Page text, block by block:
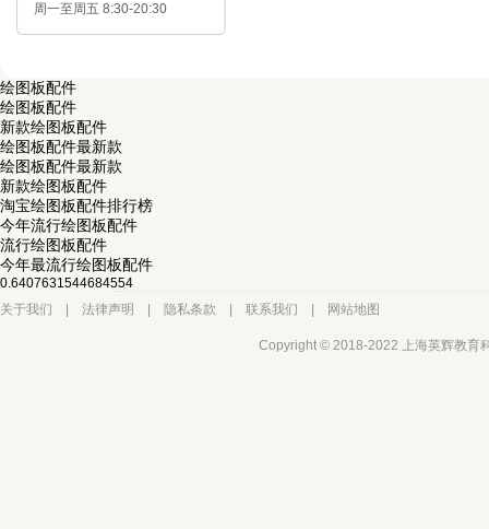
周一至周五 8:30-20:30
绘图板配件
绘图板配件
新款绘图板配件
绘图板配件最新款
绘图板配件最新款
新款绘图板配件
淘宝绘图板配件排行榜
今年流行绘图板配件
流行绘图板配件
今年最流行绘图板配件
0.6407631544684554
关于我们
法律声明 隐私条款 联系我们 网站地图
Copyright © 2018-2022 上海英辉教育